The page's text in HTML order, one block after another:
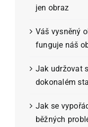
jen obraz
Váš vysněný
funguje náš
Jak udržovat
dokonalém
Jak se
běžných